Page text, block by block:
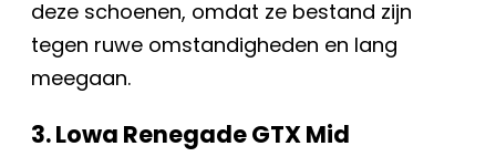
deze schoenen, omdat ze bestand zijn
tegen ruwe omstandigheden en lang
meegaan.
3. Lowa Renegade GTX Mid